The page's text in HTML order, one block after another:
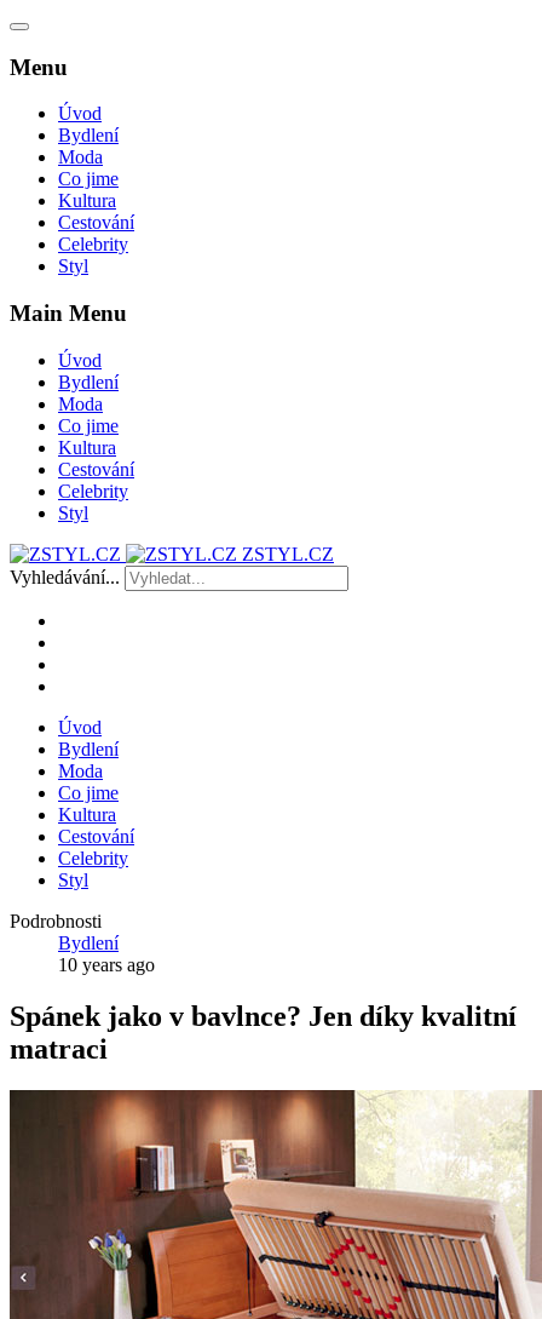
Menu
Úvod
Bydlení
Moda
Co jime
Kultura
Cestování
Celebrity
Styl
Main Menu
Úvod
Bydlení
Moda
Co jime
Kultura
Cestování
Celebrity
Styl
ZSTYL.CZ
Vyhledávání...
Úvod
Bydlení
Moda
Co jime
Kultura
Cestování
Celebrity
Styl
Podrobnosti
Bydlení
10 years ago
Spánek jako v bavlnce? Jen díky kvalitní
matraci